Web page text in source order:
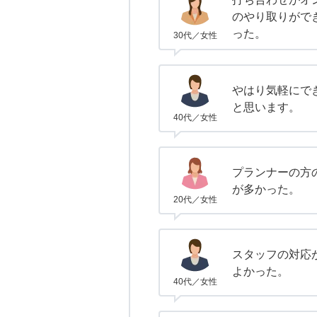
30代／女性
のやり取りがで
った。
40代／女性
やはり気軽にで
と思います。
20代／女性
プランナーの方
が多かった。
40代／女性
スタッフの対応
よかった。